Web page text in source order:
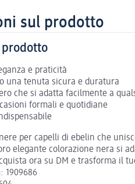
sul prodotto
prodotto
e praticità
una tenuta sicura e duratura
che si adatta facilmente a
formali e quotidiane
per capelli di ebelin che
elegante colorazione nera si
ora su DM e trasforma il
1909686